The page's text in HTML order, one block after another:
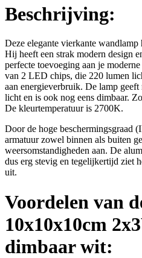
Beschrijving:
Deze elegante vierkante
Hij heeft een strak modern design
perfecte toevoeging aan je
van 2 LED chips, die 220 lumen
aan energieverbruik. De lamp geeft
licht en is ook nog eens dimbaar.
De kleurtemperatuur is 2700K.
Door de hoge beschermingsgraad
armatuur zowel binnen als buiten
weersomstandigheden aan. De
dus erg stevig en tegelijkertijd ziet
uit.
Voordelen van
10x10x10cm
dimbaar wit: